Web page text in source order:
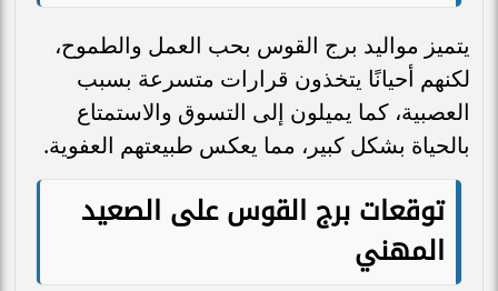
يتميز مواليد برج القوس بحب العمل والطموح،
لكنهم أحيانًا يتخذون قرارات متسرعة بسبب
العصبية، كما يميلون إلى التسوق والاستمتاع
بالحياة بشكل كبير، مما يعكس طبيعتهم العفوية.
توقعات برج القوس على الصعيد
المهني